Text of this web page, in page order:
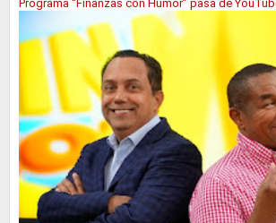
Programa “Finanzas con Humor” pasa de